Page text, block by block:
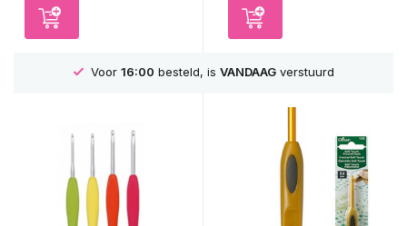
Voor 16:00 besteld, is VANDAAGverstuurd